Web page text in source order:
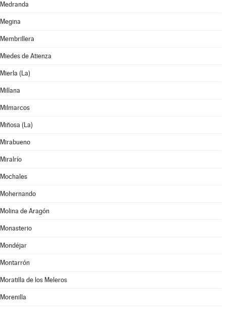
Medranda
Megina
Membrillera
Miedes de Atienza
Mierla (La)
Millana
Milmarcos
Miñosa (La)
Mirabueno
Miralrío
Mochales
Mohernando
Molina de Aragón
Monasterio
Mondéjar
Montarrón
Moratilla de los Meleros
Morenilla